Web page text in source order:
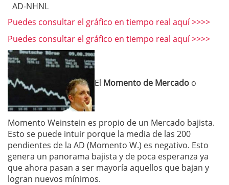
AD-NHNL
Puedes consultar el gráfico en tiempo real aquí >>>>
Puedes consultar el gráfico en tiempo real aquí >>>>
El Momento de Mercado o
Momento Weinstein es propio de un Mercado bajista.
Esto se puede intuir porque la media de las 200
pendientes de la AD (Momento W.) es negativo. Esto
genera un panorama bajista y de poca esperanza ya
que ahora pasan a ser mayoría aquellos que bajan y
logran nuevos mínimos.